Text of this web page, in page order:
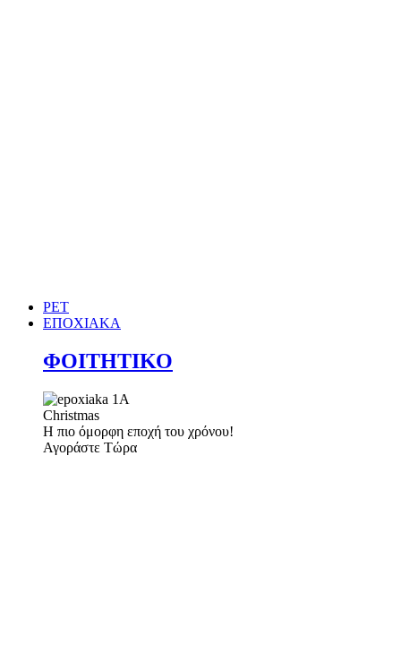
PET
ΕΠΟΧΙΑΚΑ
ΦΟΙΤΗΤΙΚΟ
Christmas
Η πιο όμορφη εποχή του χρόνου!
Αγοράστε Τώρα